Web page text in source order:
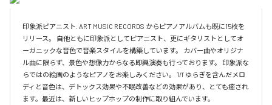
印象派ピアニスト. ART MUSIC RECORDS からピアノアルバムも既に15枚を
リリース。 自他ともに印象派としてピアニスト、更にギタリストとしてオ
ーガニックな音色で音楽スタイルを構築しています。 カバー曲やオリジナ
ル曲に限らず、景色や想像力からなる即興演奏も行っております。 印象派な
らではの絵画のようなピアノをお楽しみください。 1/f ゆらぎを含んだメロ
ディと音色は、デトックス効果や不眠改善などの効果があり、とても癒され
ます。最近は、新しいヒップホップの制作に取り組んでいます。